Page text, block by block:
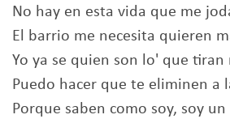
No hay en esta vida que me
El barrio me necesita quieren
Yo ya se quien son lo' que tiran
Puedo hacer que te eliminen a
Porque saben como soy, soy